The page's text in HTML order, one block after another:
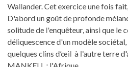
Wallander. Cet exercice une fois
D'abord un goût de profonde
solitude de l'enquêteur, ainsi que le
déliquescence d'un modèle sociétal,
quelques clins d’œil à l'autre terre